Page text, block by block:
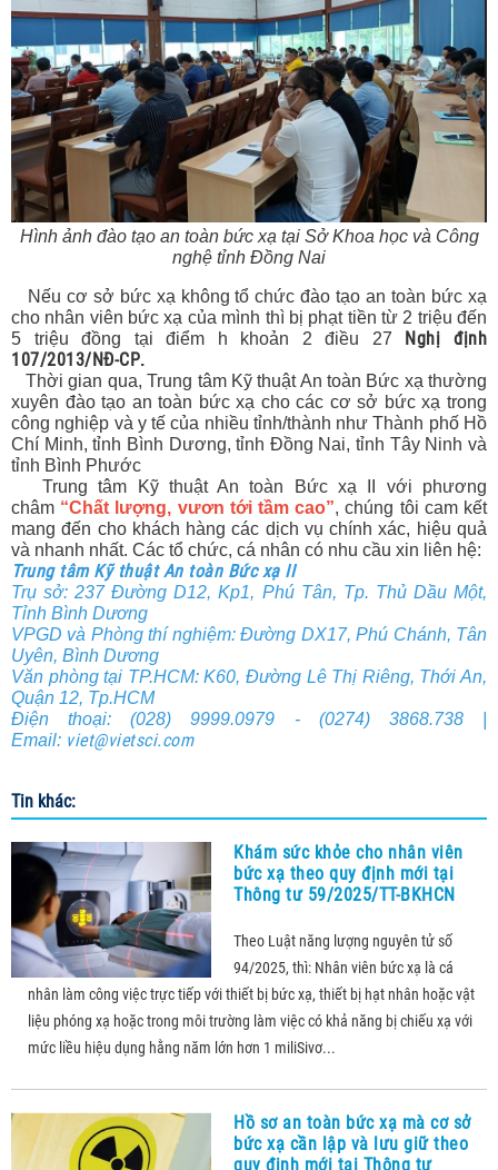
Hình ảnh đào tạo an toàn bức xạ tại Sở Khoa học và Công
nghệ tỉnh Đồng Nai
Nếu cơ sở bức xạ không tổ chức đào tạo an toàn bức xạ
cho nhân viên bức xạ của mình thì bị phạt tiền từ 2 triệu đến
5 triệu đồng tại điểm h khoản 2 điều 27 Nghị định
107/2013/NĐ-CP.
Thời gian qua, Trung tâm Kỹ thuật An toàn Bức xạ thường
xuyên đào tạo an toàn bức xạ cho các cơ sở bức xạ trong
công nghiệp và y tế của nhiều tỉnh/thành như Thành phố Hồ
Chí Minh, tỉnh Bình Dương, tỉnh Đồng Nai, tỉnh Tây Ninh và
tỉnh Bình Phước
Trung tâm Kỹ thuật An toàn Bức xạ II với phương
châm “Chất lượng, vươn tới tầm cao”, chúng tôi cam kết
mang đến cho khách hàng các dịch vụ chính xác, hiệu quả
và nhanh nhất. Các tổ chức, cá nhân có nhu cầu xin liên hệ:
Trung tâm Kỹ thuật An toàn Bức xạ II
Trụ sở: 237 Đường D12, Kp1, Phú Tân, Tp. Thủ Dầu Một,
Tỉnh Bình Dương
VPGD và Phòng thí nghiệm: Đường DX17, Phú Chánh, Tân
Uyên, Bình Dương
Văn phòng tại TP.HCM: K60, Đường Lê Thị Riêng, Thới An,
Quận 12, Tp.HCM
Điện thoại: (028) 9999.0979 - (0274) 3868.738 |
Email: viet@vietsci.com
Tin khác:
Khám sức khỏe cho nhân viên
bức xạ theo quy định mới tại
Thông tư 59/2025/TT-BKHCN
Theo Luật năng lượng nguyên tử số
94/2025, thì: Nhân viên bức xạ là cá
nhân làm công việc trực tiếp với thiết bị bức xạ, thiết bị hạt nhân hoặc vật
liệu phóng xạ hoặc trong môi trường làm việc có khả năng bị chiếu xạ với
mức liều hiệu dụng hằng năm lớn hơn 1 miliSivơ...
Hồ sơ an toàn bức xạ mà cơ sở
bức xạ cần lập và lưu giữ theo
quy định mới tại Thông tư